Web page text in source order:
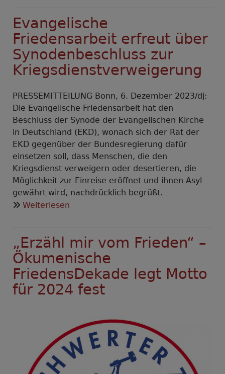
Evangelische
Friedensarbeit erfreut über
Synodenbeschluss zur
Kriegsdienstverweigerung
PRESSEMITTEILUNG Bonn, 6. Dezember 2023/dj:
Die Evangelische Friedensarbeit hat den
Beschluss der Synode der Evangelischen Kirche
in Deutschland (EKD), wonach sich der Rat der
EKD gegenüber der Bundesregierung dafür
einsetzen soll, dass Menschen, die den
Kriegsdienst verweigern oder desertieren, die
Möglichkeit zur Einreise eröffnet und ihnen Asyl
gewährt wird, nachdrücklich begrüßt.
Weiterlesen
erfreut
über
Synodenbeschluss
zur
Kriegsdienstverweigerung
„Erzähl mir vom Frieden“ –
Ökumenische
FriedensDekade legt Motto
für 2024 fest